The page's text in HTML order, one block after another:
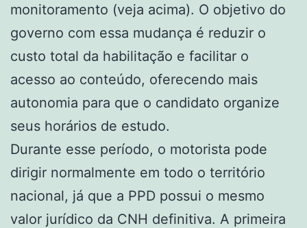
monitoramento (veja acima). O objetivo do
governo com essa mudança é reduzir o
custo total da habilitação e facilitar o
acesso ao conteúdo, oferecendo mais
autonomia para que o candidato organize
seus horários de estudo.
Durante esse período, o motorista pode
dirigir normalmente em todo o território
nacional, já que a PPD possui o mesmo
valor jurídico da CNH definitiva. A primeira